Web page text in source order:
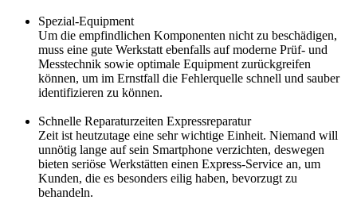
Spezial-Equipment
Um die empfindlichen Komponenten nicht zu beschädigen,
muss eine gute Werkstatt ebenfalls auf moderne Prüf- und
Messtechnik sowie optimale Equipment zurückgreifen
können, um im Ernstfall die Fehlerquelle schnell und sauber
identifizieren zu können.
Schnelle Reparaturzeiten Expressreparatur
Zeit ist heutzutage eine sehr wichtige Einheit. Niemand will
unnötig lange auf sein Smartphone verzichten, deswegen
bieten seriöse Werkstätten einen Express-Service an, um
Kunden, die es besonders eilig haben, bevorzugt zu
behandeln.